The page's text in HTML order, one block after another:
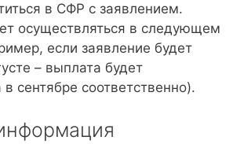
в СФР с заявлением.
осуществляться в следующем
если заявление будет
– выплата будет
сентябре соответственно).